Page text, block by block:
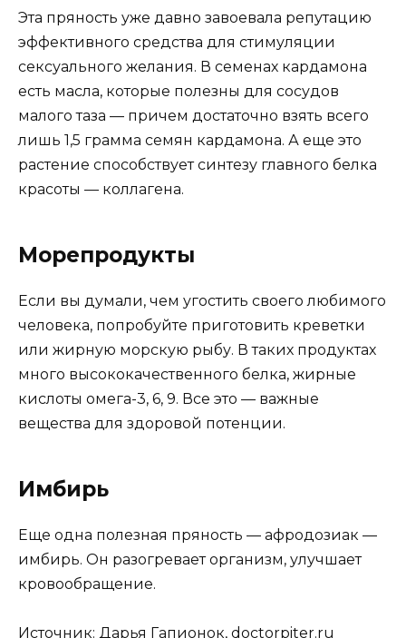
Эта пряность уже давно завоевала репутацию
эффективного средства для стимуляции
сексуального желания. В семенах кардамона
есть масла, которые полезны для сосудов
малого таза — причем достаточно взять всего
лишь 1,5 грамма семян кардамона. А еще это
растение способствует синтезу главного белка
красоты — коллагена.
Морепродукты
Если вы думали, чем угостить своего любимого
человека, попробуйте приготовить креветки
или жирную морскую рыбу. В таких продуктах
много высококачественного белка, жирные
кислоты омега-3, 6, 9. Все это — важные
вещества для здоровой потенции.
Имбирь
Еще одна полезная пряность — афродозиак —
имбирь. Он разогревает организм, улучшает
кровообращение.
Источник: Дарья Гапионок, doctorpiter.ru